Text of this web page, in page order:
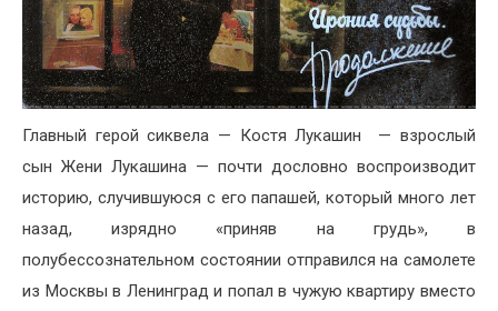
Главный герой сиквела — Костя Лукашин
— взрослый
сын Жени Лукашина — почти дословно воспроизводит
историю, случившуюся с его папашей, который много лет
назад, изрядно «приняв на грудь», в
полубессознательном состоянии отправился на самолете
из Москвы в Ленинград и попал в чужую квартиру вместо